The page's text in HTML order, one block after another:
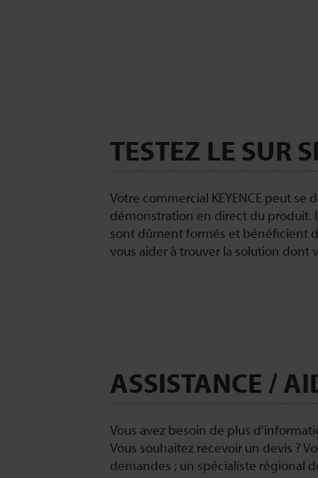
TESTEZ LE SUR
Votre commercial KEYENCE peut
démonstration en direct du produit.
sont dûment formés et bénéficient
vous aider à trouver la solution dont
ASSISTANCE /
Vous avez besoin de plus
Vous souhaitez recevoir un devis ?
demandes ; un spécialiste régional